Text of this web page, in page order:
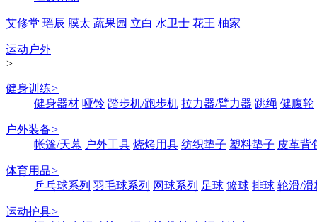
艾修堂 瑶辰 膜太 蔬果园 立白 水卫士 花王 柚家
运动户外
>
健身训练>
健身器材 哑铃 踏步机/跑步机 拉力器/臂力器 跳绳 健腹轮
户外装备>
帐篷/天幕 户外工具 烧烤用具 纺织垫子 塑料垫子 皮革背
体育用品>
乒乓球系列 羽毛球系列 网球系列 足球 篮球 排球 轮滑/滑
运动护具>